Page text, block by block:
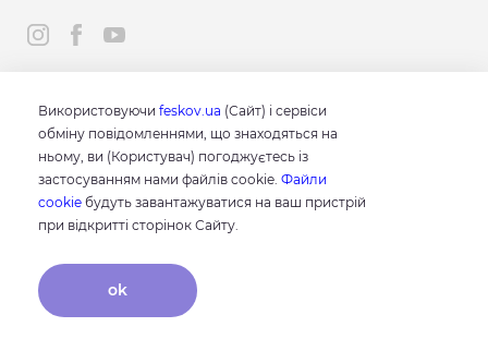
Використовуючи feskov.ua (Сайт) і сервіси
обміну повідомленнями, що знаходяться на
ньому, ви (Користувач) погоджуєтесь із
застосуванням нами файлів cookie. Файли
cookie будуть завантажуватися на ваш пристрій
при відкритті сторінок Сайту.
ok
Клініка проф. Феськова О.М. © 2026
Контакти
Ціни
Послуги
Розклад
Карта сайту